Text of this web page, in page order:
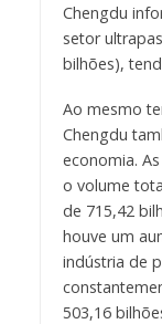
Chengdu
setor
bilhões),
Ao mesmo
Chengdu
economia.
o volume
de 715,42
houve um
indústria de
503,16